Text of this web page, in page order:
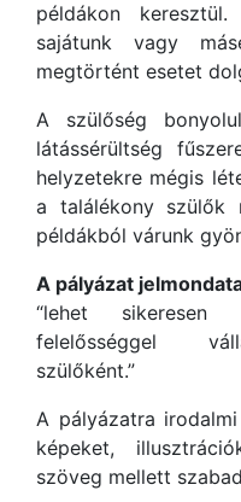
példákon
sajátunk vagy
megtörtént esetet
A szülőség
látássérültség
helyzetekre mégis
a találékony szülők
példákból várunk
A pályázat
“lehet sikeresen
felelősséggel
szülőként.”
A pályázatra
képeket,
szöveg mellett